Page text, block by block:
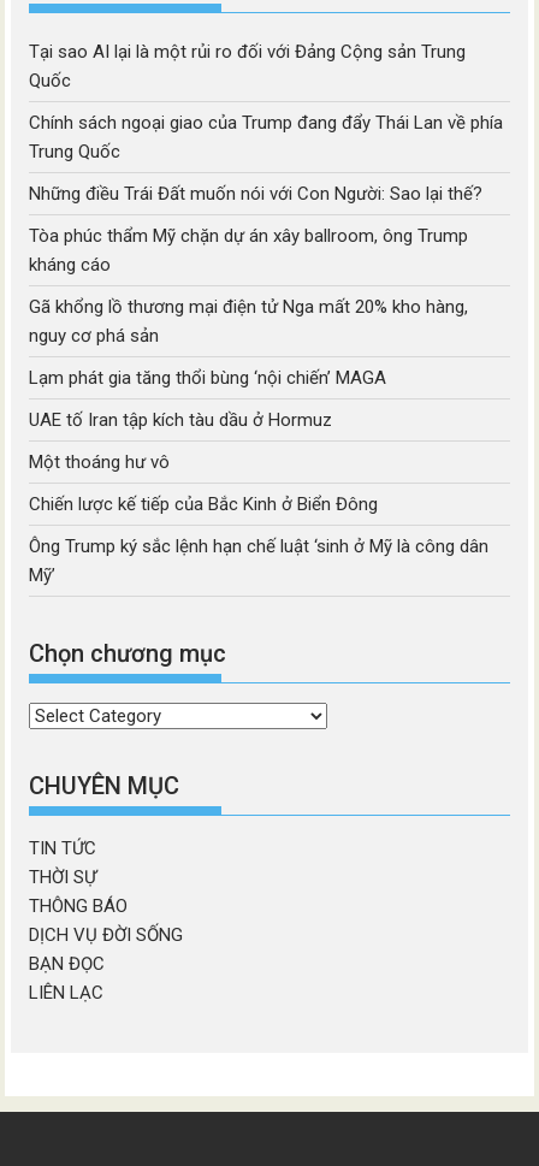
Tại sao AI lại là một rủi ro đối với Đảng Cộng sản Trung
Quốc
Chính sách ngoại giao của Trump đang đẩy Thái Lan về phía
Trung Quốc
Những điều Trái Đất muốn nói với Con Người: Sao lại thế?
Tòa phúc thẩm Mỹ chặn dự án xây ballroom, ông Trump
kháng cáo
Gã khổng lồ thương mại điện tử Nga mất 20% kho hàng,
nguy cơ phá sản
Lạm phát gia tăng thổi bùng ‘nội chiến’ MAGA
UAE tố Iran tập kích tàu dầu ở Hormuz
Một thoáng hư vô
Chiến lược kế tiếp của Bắc Kinh ở Biển Đông
Ông Trump ký sắc lệnh hạn chế luật ‘sinh ở Mỹ là công dân
Mỹ’
Chọn chương mục
Chọn
mục
CHUYÊN MỤC
TIN TỨC
THỜI SỰ
THÔNG BÁO
DỊCH VỤ ĐỜI SỐNG
BẠN ĐỌC
LIÊN LẠC